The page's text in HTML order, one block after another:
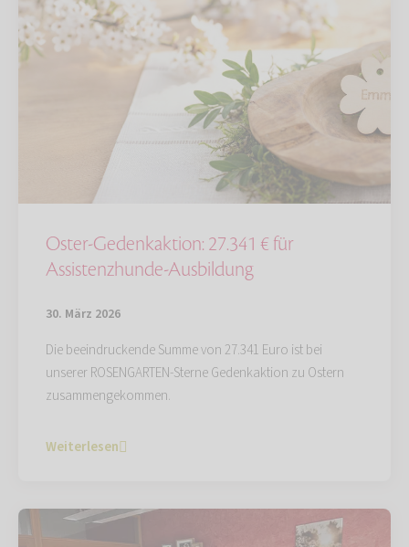
Oster-Gedenkaktion: 27.341 € für
Assistenzhunde-Ausbildung
30. März 2026
Die beeindruckende Summe von 27.341 Euro ist bei
unserer ROSENGARTEN-Sterne Gedenkaktion zu Ostern
zusammengekommen.
Weiterlesen